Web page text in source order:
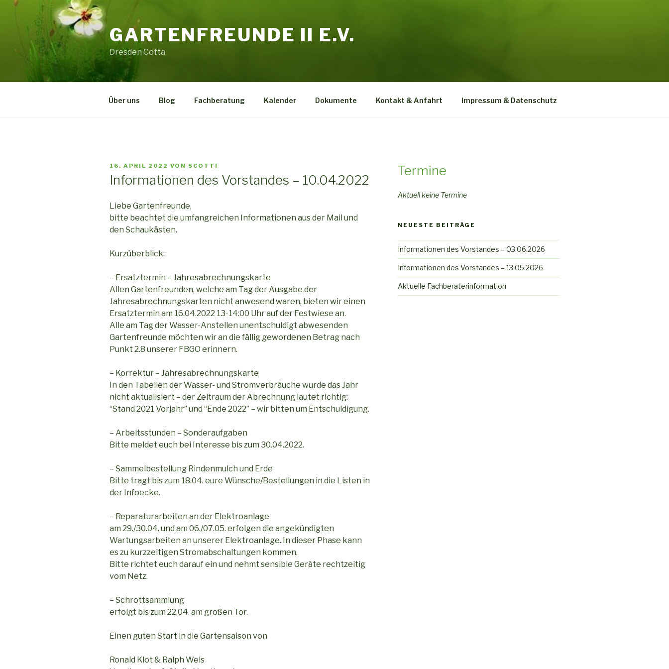
Zum
GARTENFREUNDE II E.V.
Dresden Cotta
Über uns Blog Fachberatung Kalender Dokumente Kontakt & Anfahrt Impressum & Datenschutz
VERÖFFENTLICHT
AM
16. APRIL 2022 VON SCOTTI
Informationen des Vorstandes – 10.04.2022
Liebe Gartenfreunde,
bitte beachtet die umfangreichen Informationen aus der Mail und
den Schaukästen.
Kurzüberblick:
– Ersatztermin – Jahresabrechnungskarte
Allen Gartenfreunden, welche am Tag der Ausgabe der
Jahresabrechnungskarten nicht anwesend waren, bieten wir einen
Ersatztermin am 16.04.2022 13-14:00 Uhr auf der Festwiese an.
Alle am Tag der Wasser-Anstellen unentschuldigt abwesenden
Gartenfreunde möchten wir an die fällig gewordenen Betrag nach
Punkt 2.8 unserer FBGO erinnern.
– Korrektur – Jahresabrechnungskarte
In den Tabellen der Wasser- und Stromverbräuche wurde das Jahr
nicht aktualisiert – der Zeitraum der Abrechnung lautet richtig:
“Stand 2021 Vorjahr” und “Ende 2022” – wir bitten um Entschuldigung.
– Arbeitsstunden – Sonderaufgaben
Bitte meldet euch bei Interesse bis zum 30.04.2022.
– Sammelbestellung Rindenmulch und Erde
Bitte tragt bis zum 18.04. eure Wünsche/Bestellungen in die Listen in
der Infoecke.
– Reparaturarbeiten an der Elektroanlage
am 29./30.04. und am 06./07.05. erfolgen die angekündigten
Wartungsarbeiten an unserer Elektroanlage. In dieser Phase kann
es zu kurzzeitigen Stromabschaltungen kommen.
Bitte richtet euch darauf ein und nehmt sensible Geräte rechtzeitig
vom Netz.
– Schrottsammlung
erfolgt bis zum 22.04. am großen Tor.
Einen guten Start in die Gartensaison von
Ronald Klot & Ralph Wels
Termine
Aktuell keine Termine
NEUESTE BEITRÄGE
Informationen des Vorstandes – 03.06.2026
Informationen des Vorstandes – 13.05.2026
Aktuelle Fachberaterinformation